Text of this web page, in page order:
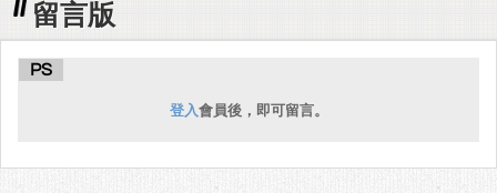
留言版
PS
登入會員後，即可留言。